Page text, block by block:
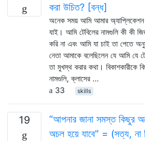
করা উচিত? [বন্ধ]
অনেক সময় আমি আমার অ্যাপ্লিকেশন
যাই। আমি টেবিলের নামগুলি কী কী
করি না এবং আমি যা চাই তা পেতে
নেতা আমাকে বলেছিলেন যে আমি যে
তা মুখস্থ করার কথা। বিকাশকারীকে কি
নামগুলি, ক্লাসের …
33
skills
19
“আপনার জানা সমস্ত কিছুর
অচল হয়ে যাবে" = (সত্য, না